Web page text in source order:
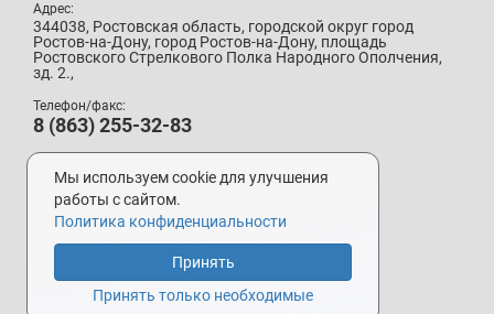
Адрес:
344038, Ростовская область, городской округ город
Ростов-на-Дону, город Ростов-на-Дону, площадь
Ростовского Стрелкового Полка Народного Ополчения,
зд. 2.,
Телефон/факс:
8 (863) 255-32-83
Телефон приемной комиссии:
8 (800) 707-19-29
8 (863) 272-64-88
Разработка и поддержка –УИ РГУПС
Мы используем cookie для улучшения
работы с сайтом.
Политика конфиденциальности
Принять
Принять только необходимые